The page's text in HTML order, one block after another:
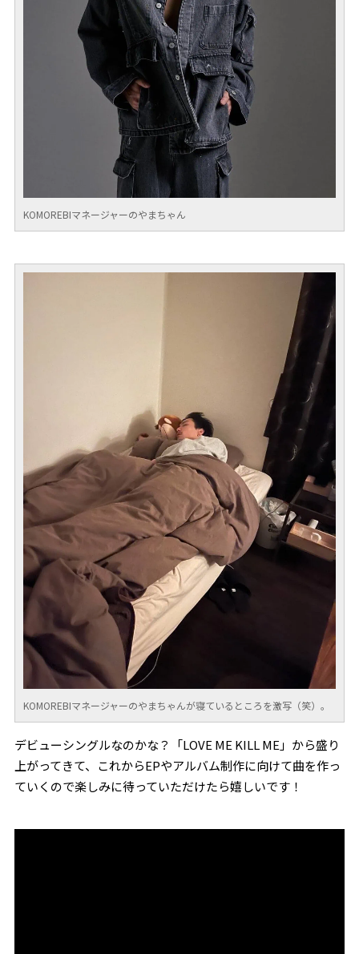
KOMOREBIマネージャーのやまちゃん
KOMOREBIマネージャーのやまちゃんが寝ているところを激写（笑）。
デビューシングルなのかな？「LOVE ME KILL ME」から盛り
上がってきて、これからEPやアルバム制作に向けて曲を作っ
ていくので楽しみに待っていただけたら嬉しいです！